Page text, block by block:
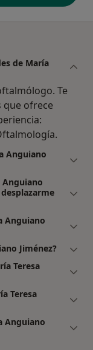
de María
Te
que ofrece
Anguiano
Anguiano
Anguiano
Jiménez?
Teresa
Teresa
Anguiano